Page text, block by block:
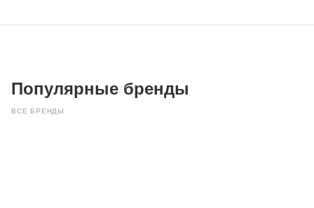
Популярные бренды
ВСЕ БРЕНДЫ